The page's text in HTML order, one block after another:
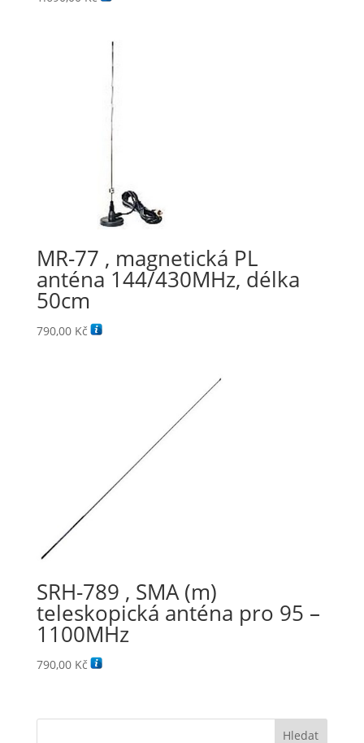
MR-77 , magnetická PL
anténa 144/430MHz, délka
50cm
790,00 Kč
SRH-789 , SMA (m)
teleskopická anténa pro 95 –
1100MHz
790,00 Kč